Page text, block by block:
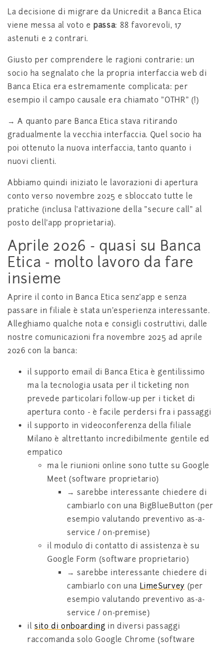
La decisione di migrare da Unicredit a Banca Etica
viene messa al voto e passa: 88 favorevoli, 17
astenuti e 2 contrari.
Giusto per comprendere le ragioni contrarie: un
socio ha segnalato che la propria interfaccia web di
Banca Etica era estremamente complicata: per
esempio il campo causale era chiamato "OTHR" (!)
→ A quanto pare Banca Etica stava ritirando
gradualmente la vecchia interfaccia. Quel socio ha
poi ottenuto la nuova interfaccia, tanto quanto i
nuovi clienti.
Abbiamo quindi iniziato le lavorazioni di apertura
conto verso novembre 2025 e sbloccato tutte le
pratiche (inclusa l'attivazione della "secure call" al
posto dell'app proprietaria).
Aprile 2026 - quasi su Banca
Etica - molto lavoro da fare
insieme
Aprire il conto in Banca Etica senz'app e senza
passare in filiale è stata un'esperienza interessante.
Alleghiamo qualche nota e consigli costruttivi, dalle
nostre comunicazioni fra novembre 2025 ad aprile
2026 con la banca:
il supporto email di Banca Etica è gentilissimo
ma la tecnologia usata per il ticketing non
prevede particolari follow-up per i ticket di
apertura conto - è facile perdersi fra i passaggi
il supporto in videoconferenza della filiale
Milano è altrettanto incredibilmente gentile ed
empatico
ma le riunioni online sono tutte su Google
Meet (software proprietario)
→ sarebbe interessante chiedere di
cambiarlo con una BigBlueButton (per
esempio valutando preventivo as-a-
service / on-premise)
il modulo di contatto di assistenza è su
Google Form (software proprietario)
→ sarebbe interessante chiedere di
cambiarlo con una LimeSurvey (per
esempio valutando preventivo as-a-
service / on-premise)
il sito di onboarding in diversi passaggi
raccomanda solo Google Chrome (software